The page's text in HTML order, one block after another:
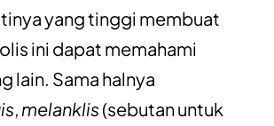
yang tinggi membuat
ini dapat memahami
lain. Sama halnya
, melanklis (sebutan untuk